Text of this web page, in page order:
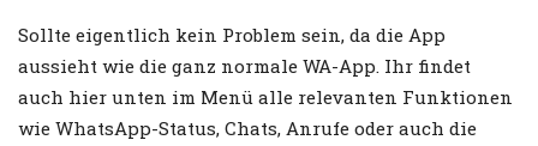
Sollte eigentlich kein Problem sein, da die App
aussieht wie die ganz normale WA-App. Ihr findet
auch hier unten im Menü alle relevanten Funktionen
wie WhatsApp-Status, Chats, Anrufe oder auch die